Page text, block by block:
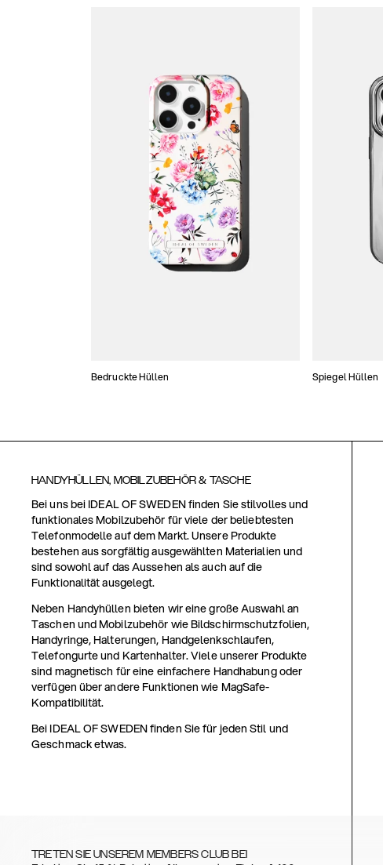
Bedruckte Hüllen Spiegel Hüllen
HANDYHÜLLEN, MOBILZUBEHÖR & TASCHE
Bei uns bei IDEAL OF SWEDEN finden Sie stilvolles und
funktionales Mobilzubehör für viele der beliebtesten
Telefonmodelle auf dem Markt. Unsere Produkte
bestehen aus sorgfältig ausgewählten Materialien und
sind sowohl auf das Aussehen als auch auf die
Funktionalität ausgelegt.
Neben Handyhüllen bieten wir eine große Auswahl an
Taschen und Mobilzubehör wie Bildschirmschutzfolien,
Handyringe, Halterungen, Handgelenkschlaufen,
Telefongurte und Kartenhalter. Viele unserer Produkte
sind magnetisch für eine einfachere Handhabung oder
verfügen über andere Funktionen wie MagSafe-
Kompatibilität.
Bei IDEAL OF SWEDEN finden Sie für jeden Stil und
Geschmack etwas.
TRETEN SIE UNSEREM MEMBERS CLUB BEI